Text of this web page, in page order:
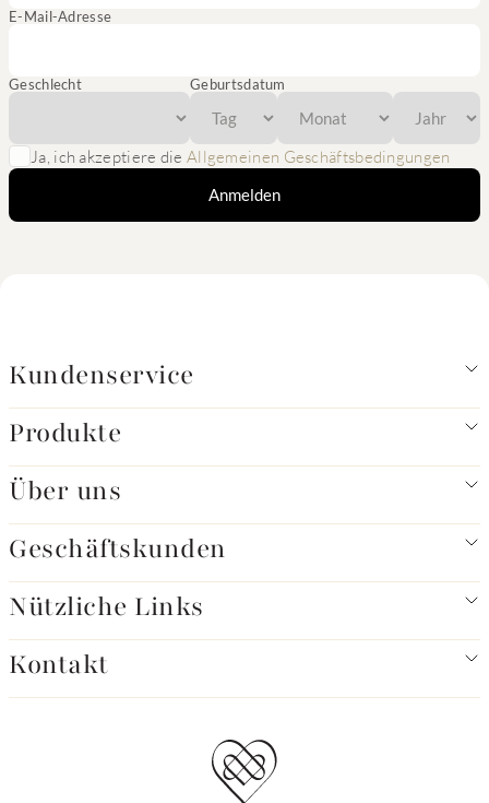
E-Mail-Adresse
Geschlecht Geburtsdatum
Ja, ich akzeptiere die Allgemeinen Geschäftsbedingungen
Anmelden
Kundenservice
Produkte
Über uns
Geschäftskunden
Nützliche Links
Kontakt